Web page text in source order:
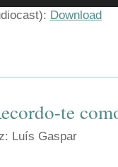
Download
te
Luís Gaspar